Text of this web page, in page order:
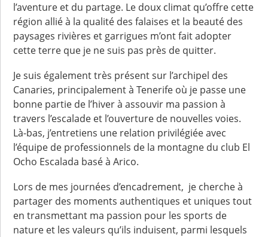
l’aventure et du partage. Le doux climat qu’offre cette
région allié à la qualité des falaises et la beauté des
paysages rivières et garrigues m’ont fait adopter
cette terre que je ne suis pas près de quitter.
Je suis également très présent sur l’archipel des
Canaries, principalement à Tenerife où je passe une
bonne partie de l’hiver à assouvir ma passion à
travers l’escalade et l’ouverture de nouvelles voies.
Là-bas, j’entretiens une relation privilégiée avec
l’équipe de professionnels de la montagne du club El
Ocho Escalada basé à Arico.
Lors de mes journées d’encadrement, je cherche à
partager des moments authentiques et uniques tout
en transmettant ma passion pour les sports de
nature et les valeurs qu’ils induisent, parmi lesquels